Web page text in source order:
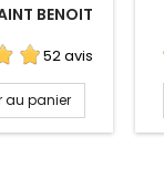
BENOIT
52 avis
au panier